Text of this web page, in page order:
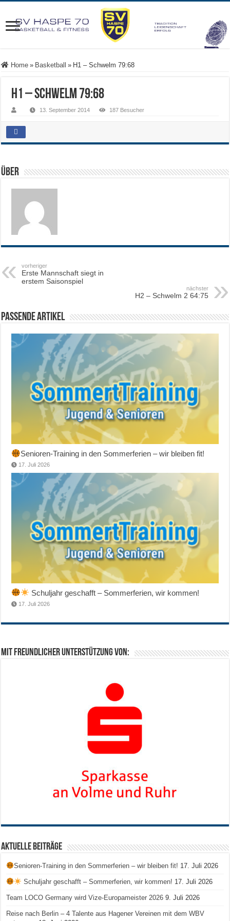
Home » Basketball » H1 – Schwelm 79:68
H1 – Schwelm 79:68
13. September 2014 187 Besucher
Über
vorheriger
Erste Mannschaft siegt in
erstem Saisonspiel
nächster
H2 – Schwelm 2 64:75
Passende Artikel
Senioren-Training in den Sommerferien – wir bleiben fit!
17. Juli 2026
Schuljahr geschafft – Sommerferien, wir kommen!
17. Juli 2026
Mit freundlicher Unterstützung von:
Aktuelle Beiträge
Senioren-Training in den Sommerferien – wir bleiben fit! 17. Juli 2026
Schuljahr geschafft – Sommerferien, wir kommen! 17. Juli 2026
Team LOCO Germany wird Vize-Europameister 2026 9. Juli 2026
Reise nach Berlin – 4 Talente aus Hagener Vereinen mit dem WBV